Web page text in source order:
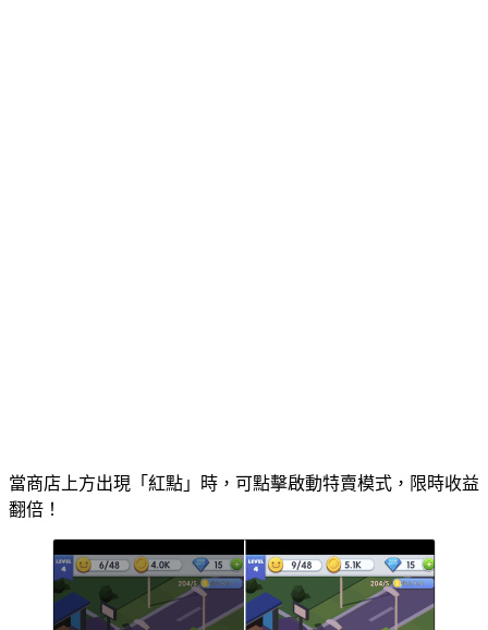
當商店上方出現「紅點」時，可點擊啟動特賣模式，限時收益
翻倍！